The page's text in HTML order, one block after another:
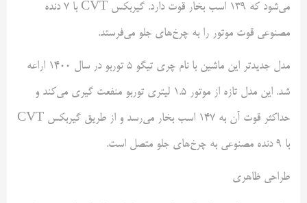
می‌شود که ۱۳۹ اسب بخار قوت دارد. گیربکس CVT با ۷ دنده
مصنوعی قوت موتور را به چرخ‌های جلو می‌فرستد.
مدل جدیدتر این ماشین با نام چری تیگو ۵ توربو در سال ۱۴۰۰ اراعه
شد. این مدل تازه از موتور ۱.۵ لیتری توربو منفعت گیری می‌کند و
حداکثر قوت آن به ۱۴۷ اسب بخار می‌رسد و از طریق گیربکس CVT
با ۹ دنده مصنوعی به چرخ‌های جلو متصل است.
طراحی ظاهری